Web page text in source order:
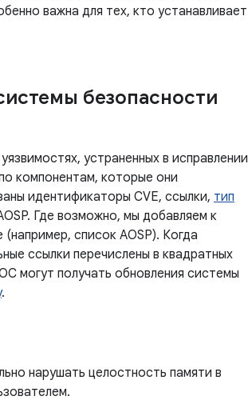
важна для тех, кто устанавливает
безопасности
устраненных в исправлении
компонентам, которые они
идентификаторы CVE, ссылки, тип
Где возможно, мы добавляем к
список AOSP). Когда
ссылки перечислены в квадратных
могут получать обновления системы
.
нарушать целостность памяти в